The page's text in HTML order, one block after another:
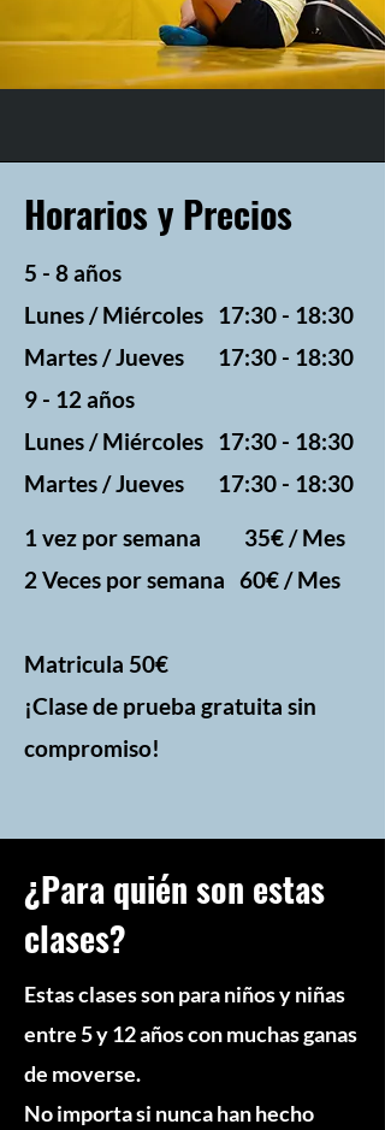
Horarios y Precios
5 - 8 años
Lunes / Miércoles 17:30 - 18:30
Martes / Jueves 17:30 - 18:30
9 - 12 años
Lunes / Miércoles 17:30 - 18:30
Martes / Jueves 17:30 - 18:30
1 vez por semana 35€ / Mes
2 Veces por semana 60€ / Mes
Matricula 50€
¡Clase de prueba gratuita sin
compromiso!
¿Para quién son estas
clases?
Estas clases son para niños y niñas
entre 5 y 12 años con muchas ganas
de moverse.
No importa si nunca han hecho